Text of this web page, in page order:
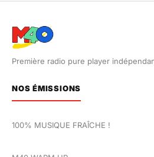
Première radio pure player
NOS ÉMISSIONS
100% MUSIQUE FRAÎCHE !